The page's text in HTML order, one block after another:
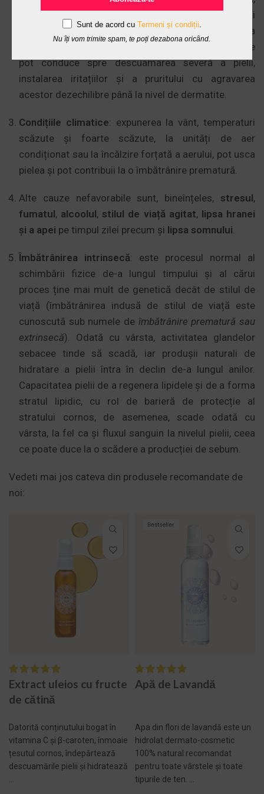
agregarea trombocitelor, funcționarea sistemului
simpatic, producerea inflamațiilor și contracția
musculaturii netede). Pe de altă parte, avitaminozele
pot conduce spre descuamarea severă a pielii,
instalarea iritațiilor și a pruritului cu agravarea
acestor dezechilibre până la nivel de dermatite.
Condițiile climatice: expunerea la vânt, temperaturi
scăzute și foarte scăzute, la unități de aer
condiționat sau la încălzire forțată a aerului, pot usca
pielea și pot contribuii la o îmbătrânire prematură.
Alte cauze nefavorabile sunt, bineînțeles, stresul,
fumatul, alcoolul, stilul de viață agitat, lipsa hranei
și a apei pe timpul zilei precum și lipsa somnului.
Îmbătrânirea intrinsecă: este procesul normal al
schimbării fizice de-a lungul timpului și al cărui
proces ține mai mult de genetică decât de stilul de
viață (îmbătrânirea indusă de stilul de viață este
cunoscută sub numele de îmbătrânire prematură sau
extrinsecă). Odată cu vârsta, activitatea glandelor
sebacee tinde să scadă, iar produșii naturali de
hidratare a pielii întra în declin de-a lungul anilor.
Capacitatea pielii de a regenera lipidele și de a forma
stratul lipidic, cu rol de barieră de protecție al
stratului cornos, de asemenea, scade odată cu
vârsta, la fel ca și fluxul sanguin la nivelul pielii, ceea
ce poate duce la o scădere a producției de sebum.
Vedeti mai jos cateva din produsele recomandate de
noi:
Extract uleios cu fructe
de cătină
Datorită conținutului bogat în
vitamina C și β-caroten, înmoaie
țesutul cornos, îndepărtează
descuamările pielii și hidratează
Apă de Lavandă
Apa din flori de lavandă este un
hidrolat dermato-cosmetic
100% natural recomandat
pentru toate vârstele și toate
tipurile de ten. ...
Sunt de acord cu Termeni și condiții
Nu îți vom trimite spam, te poți dezabona oricând.